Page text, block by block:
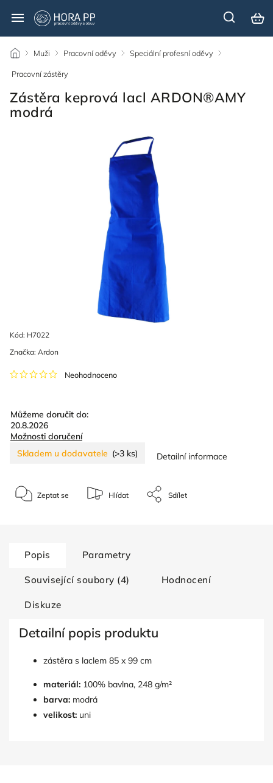
/ Muži / Pracovní oděvy / Speciální profesní oděvy /
Pracovní zástěry
Zástěra keprová lacl ARDON®AMY
modrá
Kód: H7022
Neohodnoceno
Značka: Ardon
Můžeme doručit do:
20.8.2026
Možnosti doručení
Skladem u dodavatele (>3 ks) Detailní informace
Zeptat se Hlídat Sdílet
Popis Parametry
Související soubory (4) Hodnocení
Diskuze
Detailní popis produktu
zástěra s laclem 85 x 99 cm
materiál: 100% bavlna, 248 g/m²
barva: modrá
velikost: uni